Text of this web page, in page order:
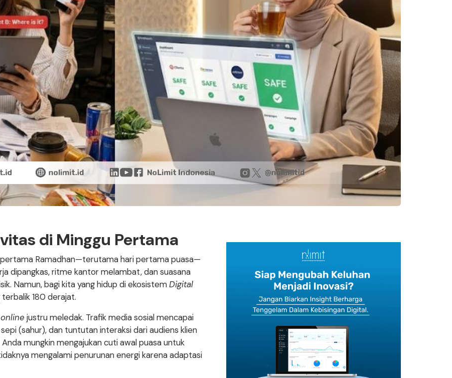
di Minggu Pertama
pertama Ramadhan—terutama hari pertama puasa—
dipangkas, ritme kantor melambat, dan suasana
Namun, bagi kita yang hidup di ekosistemDigital
180 derajat.
online justru meledak. Trafik media sosial mencapai
(sahur), dan tuntutan interaksi dari audiens klien
mungkin mengajukan cuti awal puasa untuk
mengalami penurunan energi karena adaptasi